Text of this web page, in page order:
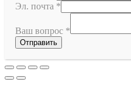
Эл. почта *
Ваш вопрос *
Отправить